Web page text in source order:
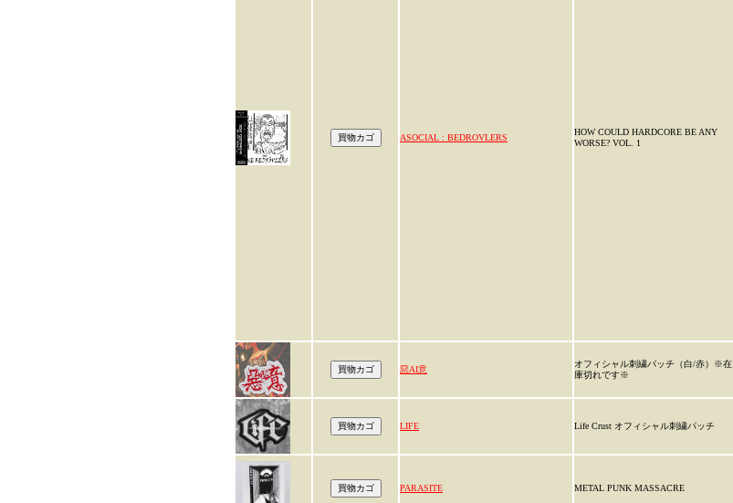
ASOCIAL : BEDROVLERS
HOW COULD HARDCORE BE ANY
WORSE? VOL. 1
惡AI意
オフィシャル刺繍パッチ（白/赤）※在
庫切れです※
LIFE Life Crust オフィシャル刺繍パッチ
PARASITE METAL PUNK MASSACRE